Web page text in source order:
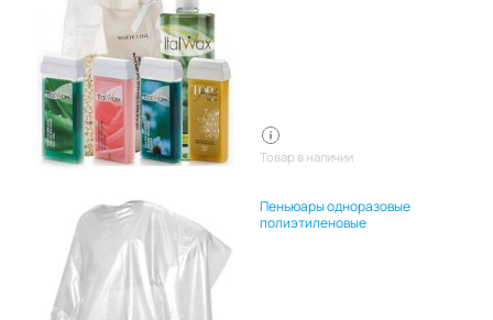
Товар в наличии
Пеньюары одноразовые
полиэтиленовые